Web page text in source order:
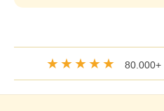
★★★★★ 80.000+